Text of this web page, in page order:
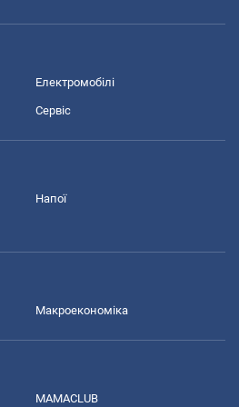
Електромобілі
Сервіс
Напої
Макроекономіка
MAMACLUB